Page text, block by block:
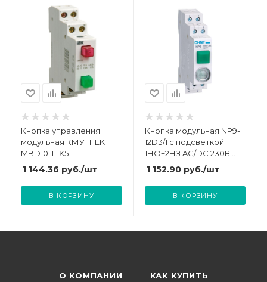
Кнопка управления
модульная КМУ 11 IEK
MBD10-11-K51
1 144.36 руб./шт
В КОРЗИНУ
Кнопка модульная NP9-
12D3/1 с подсветкой
1НО+2НЗ AC/DC 230В
зел. (R) CHINT 584075
1 152.90руб./шт
В КОРЗИНУ
О КОМПАНИИ КАК КУПИТЬ